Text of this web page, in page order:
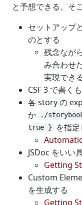
と予想できる。そ
セットアップ
のとする
残念なが
み合わせ
実現でき
CSF 3 で書く
各 story の
か ./
true }
を指定
JSDoc をいい
Getting
Custom
を生成する
Getting